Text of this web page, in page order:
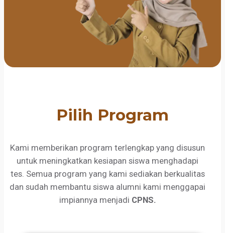
Pilih Program
Kami memberikan program terlengkap yang disusun
untuk meningkatkan kesiapan siswa menghadapi
tes. Semua program yang kami sediakan berkualitas
dan sudah membantu siswa alumni kami menggapai
impiannya menjadi CPNS.